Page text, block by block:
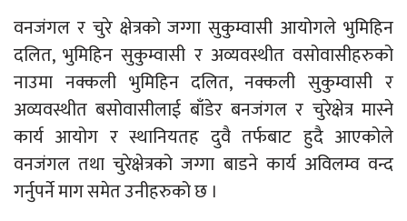
वनजंगल र चुरे क्षेत्रको जग्गा सुकुम्वासी आयोगले भुमिहिन
दलित, भुमिहिन सुकुम्वासी र अव्यवस्थीत वसोवासीहरुको
नाउमा नक्कली भुमिहिन दलित, नक्कली सुकुम्वासी र
अव्यवस्थीत बसोवासीलाई बाँडेर बनजंगल र चुरेक्षेत्र मास्ने
कार्य आयोग र स्थानियतह दुवै तर्फबाट हुदै आएकोले
वनजंगल तथा चुरेक्षेत्रको जग्गा बाडने कार्य अविलम्व वन्द
गर्नुपर्ने माग समेत उनीहरुको छ ।